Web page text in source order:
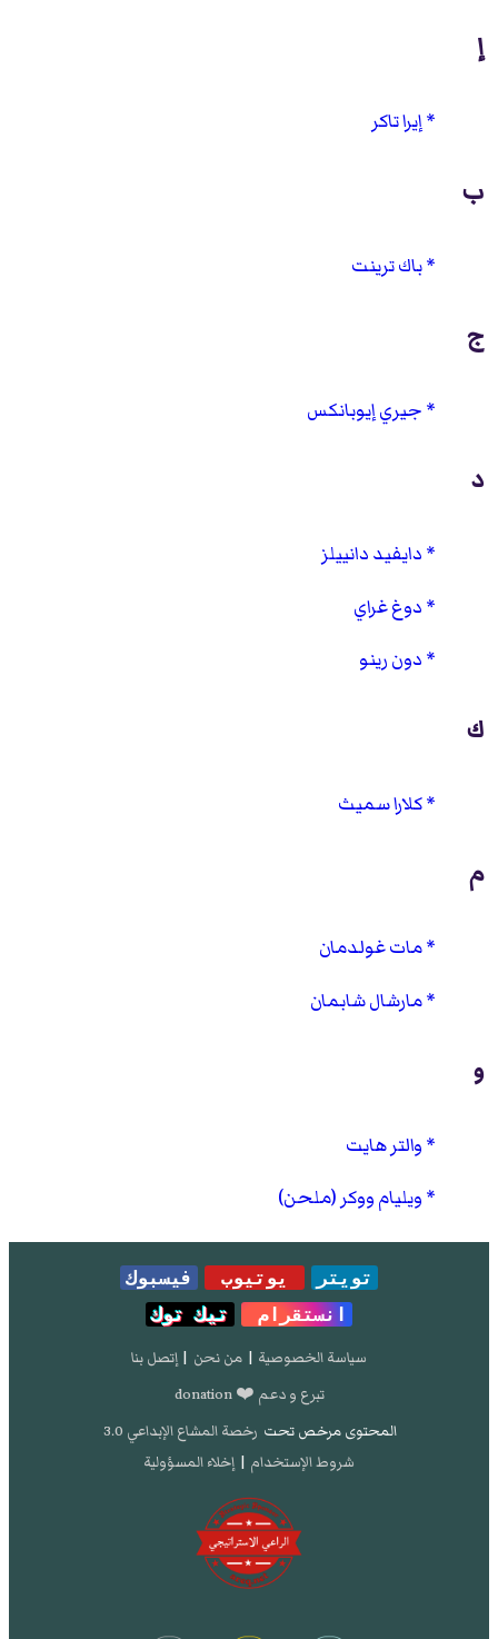
إ
إيرا تاكر
ب
باك ترينت
ج
جيري إيوبانكس
د
دايفيد دانييلز
دوغ غراي
دون رينو
ك
كلارا سميث
م
مات غولدمان
مارشال شابمان
و
والتر هايت
ويليام ووكر (ملحن)
تويتر يوتيوب
فيسبوك
انستقرام
تيك توك
سياسة الخصوصية | من نحن | إتصل بنا
تبرع و دعم ❤️ donation
المحتوى مرخص تحت رخصة المشاع الإبداعي 3.0
شروط الإستخدام | إخلاء المسؤولية